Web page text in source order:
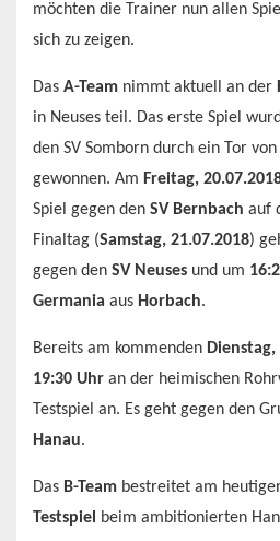
möchten die Trainer nun allen
sich zu zeigen.
Das A-Team nimmt aktuell an der
in Neuses teil. Das erste Spiel
den SV Somborn durch ein Tor
gewonnen. Am Freitag,
Spiel gegen den SV Bernbach auf
Finaltag (Samstag, 21.07.2018)
gegen den SV Neuses und um
Germania aus Horbach.
Bereits am kommenden Dienstag,
19:30 Uhr an der heimischen
Testspiel an. Es geht gegen den
Hanau.
Das B-Team bestreitet am
Testspiel beim ambitionierten